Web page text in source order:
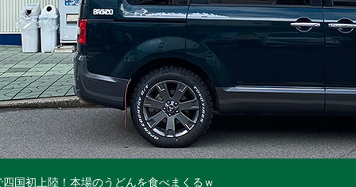
国初上陸！本場のうどんを食べまくるｗ